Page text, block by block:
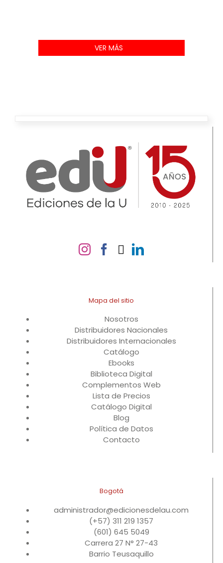
VER MÁS
Mapa del sitio
Nosotros
Distribuidores Nacionales
Distribuidores Internacionales
Catálogo
Ebooks
Biblioteca Digital
Complementos Web
Lista de Precios
Catálogo Digital
Blog
Política de Datos
Contacto
Bogotá
administrador@edicionesdelau.com
(+57) 311 219 1357
(601) 645 5049
Carrera 27 N° 27-43
Barrio Teusaquillo